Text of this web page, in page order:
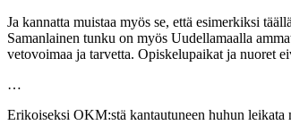
Ja kannatta muistaa myös se, että esimerkiksi
Samanlainen tunku on myös Uudellamaalla
vetovoimaa ja tarvetta. Opiskelupaikat ja nuoret
…
Erikoiseksi OKM:stä kantautuneen huhun leikata